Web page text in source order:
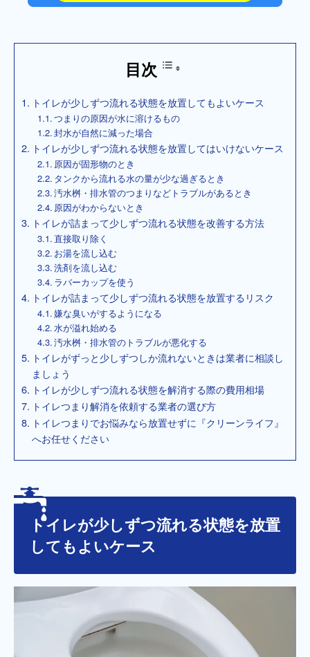
目次
トイレが少しずつ流れる状態を放置してもよいケース
つまりの原因が水に溶けるもの
封水が自然に減った場合
トイレが少しずつ流れる状態を放置してはいけないケース
原因が固形物のとき
タンクから流れる水の量が少な過ぎるとき
汚水桝・排水管のつまりなどトラブルがあるとき
原因がわからないとき
トイレが詰まって少しずつ流れる状態を改善する方法
直接取り除く
お湯を流し込む
洗剤を流し込む
ラバーカップを使う
トイレが詰まって少しずつ流れる状態を放置するリスク
嫌な臭いがするようになる
水が溢れ始める
汚水桝・排水管のトラブルが悪化する
トイレがずっと少しずつしか流れないときは業者に相談し
ましょう
トイレが少しずつ流れる状態を解消する際の費用相場
トイレつまり解消を依頼する業者の選び方
トイレつまりでお悩みなら放置せずに『クリーンライフ』
へお任せください
トイレが少しずつ流れる状態を放置
してもよいケース